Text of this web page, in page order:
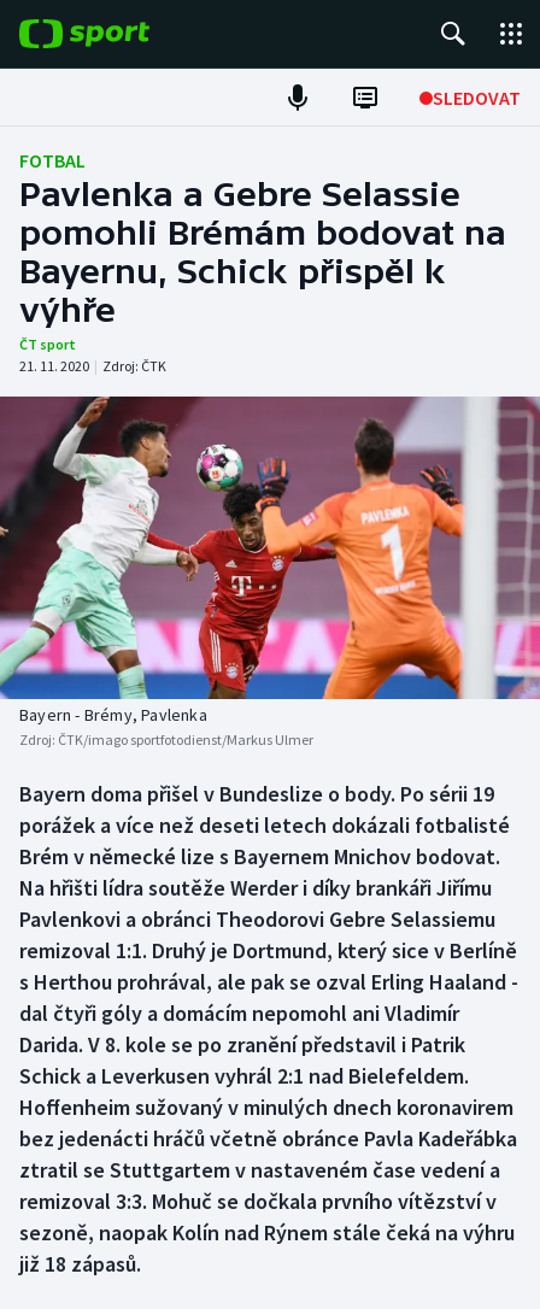
SLEDOVAT
Fotbal
Hokej
Tenis
Atletika
DALŠÍ SPORTY
Americký fotbal
Baseball a softbal
Basketbal
Biatlon
Boby a skeleton
Box
Curling
Florbal
Futsal
Golf
Gymnastika
Házená
Jezdectví
NEPŘEHLÉDNĚTE
Soutěže
Historické návraty
Aplikace ČT sport
AZ kvíz
FOTBAL
Pavlenka a Gebre Selassie
pomohli Brémám bodovat na
Bayernu, Schick přispěl k
výhře
ČT sport
21. 11. 2020 | Zdroj: ČTK
Bayern - Brémy, Pavlenka
Zdroj: ČTK/imago sportfotodienst/Markus Ulmer
Bayern doma přišel v Bundeslize o body. Po sérii 19
porážek a více než deseti letech dokázali fotbalisté
Brém v německé lize s Bayernem Mnichov bodovat.
Na hřišti lídra soutěže Werder i díky brankáři Jiřímu
Pavlenkovi a obránci Theodorovi Gebre Selassiemu
remizoval 1:1. Druhý je Dortmund, který sice v Berlíně
s Herthou prohrával, ale pak se ozval Erling Haaland -
dal čtyři góly a domácím nepomohl ani Vladimír
Darida. V 8. kole se po zranění představil i Patrik
Schick a Leverkusen vyhrál 2:1 nad Bielefeldem.
Hoffenheim sužovaný v minulých dnech koronavirem
bez jedenácti hráčů včetně obránce Pavla Kadeřábka
ztratil se Stuttgartem v nastaveném čase vedení a
remizoval 3:3. Mohuč se dočkala prvního vítězství v
sezoně, naopak Kolín nad Rýnem stále čeká na výhru
již 18 zápasů.